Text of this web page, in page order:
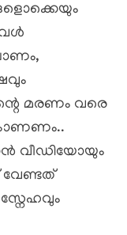
മരണം വരെ
കാണണം..
വീഡിയോയും